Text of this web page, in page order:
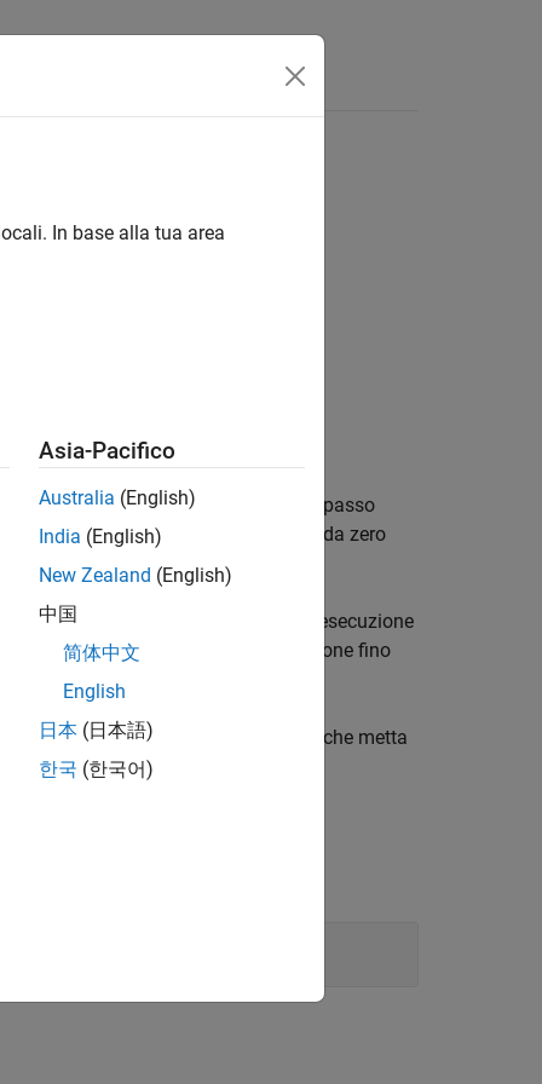
da zero. La simulazione completa il passo
qualsiasi elemento vettoriale diverso da zero
, l'azione di arresto avviene dopo l'esecuzione
di arresto non interrompe l'esecuzione fino
la simulazione. Per creare un blocco che metta
In base alla tua area
Asia-Pacifico
Australia (English)
India (English)
New Zealand (English)
中国
简体中文
English
日本 (日本語)
한국 (한국어)